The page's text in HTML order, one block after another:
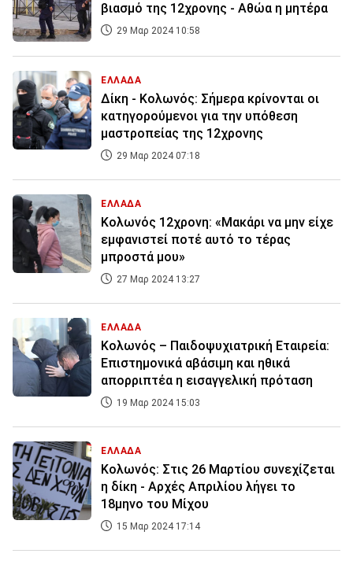
βιασμό της 12χρονης - Αθώα η μητέρα
29 Μαρ 2024 10:58
ΕΛΛΑΔΑ
Δίκη - Κολωνός: Σήμερα κρίνονται οι
κατηγορούμενοι για την υπόθεση
μαστροπείας της 12χρονης
29 Μαρ 2024 07:18
ΕΛΛΑΔΑ
Κολωνός 12χρονη: «Μακάρι να μην είχε
εμφανιστεί ποτέ αυτό το τέρας
μπροστά μου»
27 Μαρ 2024 13:27
ΕΛΛΑΔΑ
Κολωνός – Παιδοψυχιατρική Εταιρεία:
Επιστημονικά αβάσιμη και ηθικά
απορριπτέα η εισαγγελική πρόταση
19 Μαρ 2024 15:03
ΕΛΛΑΔΑ
Κολωνός: Στις 26 Μαρτίου συνεχίζεται
η δίκη - Αρχές Απριλίου λήγει το
18μηνο του Μίχου
15 Μαρ 2024 17:14